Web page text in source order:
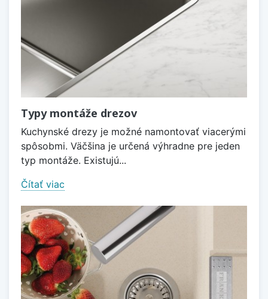
Typy montáže drezov
Kuchynské drezy je možné namontovať viacerými
spôsobmi. Väčšina je určená výhradne pre jeden
typ montáže. Existujú...
Čítať viac